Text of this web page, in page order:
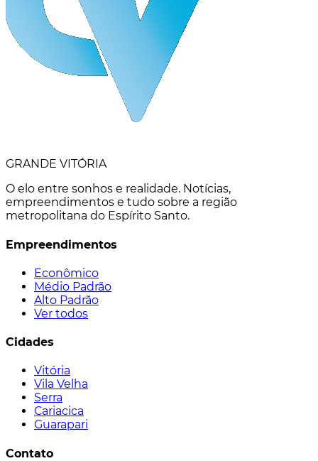
GRANDE VITÓRIA
O elo entre sonhos e realidade. Notícias,
empreendimentos e tudo sobre a região
metropolitana do Espírito Santo.
Empreendimentos
Econômico
Médio Padrão
Alto Padrão
Ver todos
Cidades
Vitória
Vila Velha
Serra
Cariacica
Guarapari
Contato